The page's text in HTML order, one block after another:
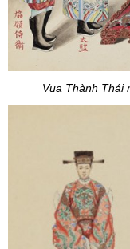
Vua Thành Thái